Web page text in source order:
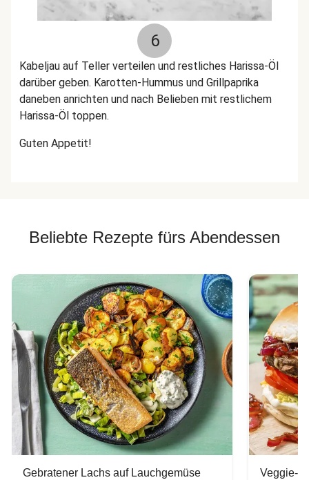
6
Kabeljau auf Teller verteilen und restliches Harissa-Öl
darüber geben. Karotten-Hummus und Grillpaprika
daneben anrichten und nach Belieben mit restlichem
Harissa-Öl toppen.
Guten Appetit!
Beliebte Rezepte fürs Abendessen
Gebratener Lachs auf Lauchgemüse Veggie-